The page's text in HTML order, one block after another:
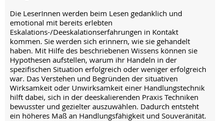
Die LeserInnen werden beim Lesen gedanklich und
emotional mit bereits erlebten
Eskalations-/Deeskalationserfahrungen in Kontakt
kommen. Sie werden sich erinnern, wie sie gehandelt
haben. Mit Hilfe des beschriebenen Wissens können sie
Hypothesen aufstellen, warum ihr Handeln in der
spezifischen Situation erfolgreich oder weniger erfolgreich
war. Das Verstehen und Begründen der situativen
Wirksamkeit oder Unwirksamkeit einer Handlungstechnik
hilft dabei, sich in der deeskalierenden Praxis Techniken
bewusster und gezielter auszuwählen. Dadurch entsteht
ein höheres Maß an Handlungsfähigkeit und Souveränität.